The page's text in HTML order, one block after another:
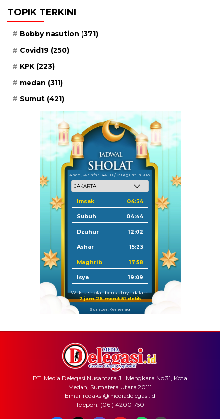
TOPIK TERKINI
Bobby nasution (371)
Covid19 (250)
KPK (223)
medan (311)
Sumut (421)
Ahad, 24 Safar 1448 H / 09 Agustus 2026
Imsak 04:34
Subuh 04:44
Dzuhur 12:02
Ashar 15:23
Maghrib 17:58
Isya 19:09
Waktu sholat berikutnya dalam:
2 jam 26 menit 51 detik
Sumber: Kemenag
PT. Media Delegasi Nusantara Jl. Mengkara No.31, Kota
Medan, Sumatera Utara 20111
Email redaksi@mediadelegasi.id
Telepon: (061) 42001750